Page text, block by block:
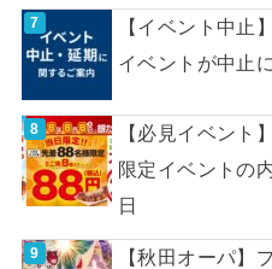
【イベント中止
イベントが中止に
【必見イベント
限定イベントの
日
【秋田オーパ】